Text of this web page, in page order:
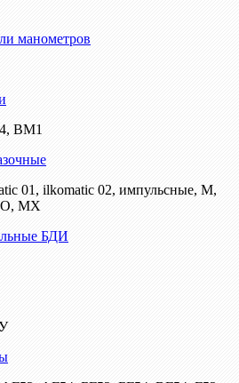
манометров
ВМ1
01, ilkomatic 02, импульсные, М,
МХ
БДИ